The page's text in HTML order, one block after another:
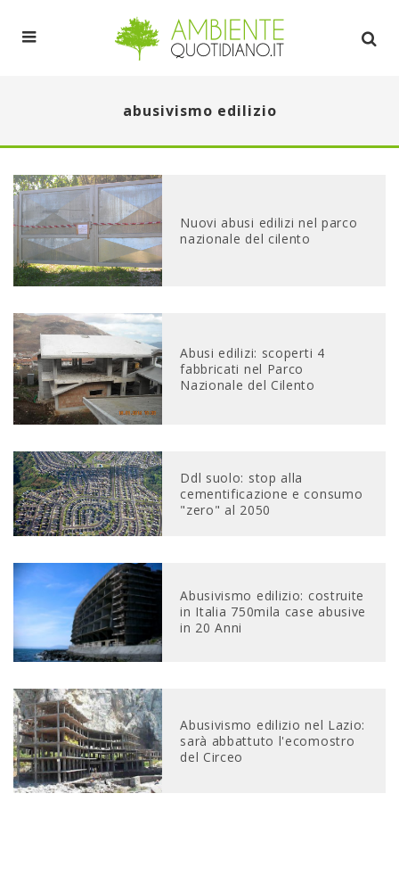
abusivismo edilizio
Nuovi abusi edilizi nel parco
nazionale del cilento
Abusi edilizi: scoperti 4
fabbricati nel Parco
Nazionale del Cilento
Ddl suolo: stop alla
cementificazione e consumo
"zero" al 2050
Abusivismo edilizio: costruite
in Italia 750mila case abusive
in 20 Anni
Abusivismo edilizio nel Lazio:
sarà abbattuto l'ecomostro
del Circeo